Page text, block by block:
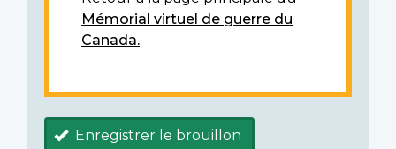
Mémorial virtuel de guerre du
Canada.
Enregistrer le brouillon